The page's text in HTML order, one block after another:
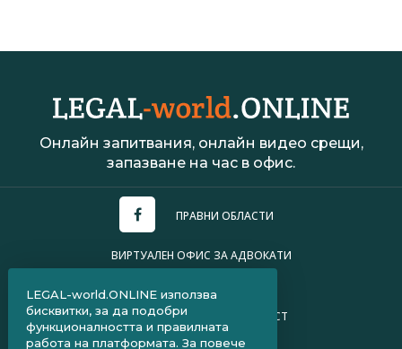
Онлайн запитвания, онлайн видео срещи,
запазване на час в офис.
ПРАВНИ ОБЛАСТИ
ВИРТУАЛЕН ОФИС ЗА АДВОКАТИ
ПОЛИТИКА ЗА ПОВЕРИТЕЛНОСТ
LEGAL-world.ONLINE използва
бисквитки, за да подобри
функционалността и правилната
работа на платформата. За повече